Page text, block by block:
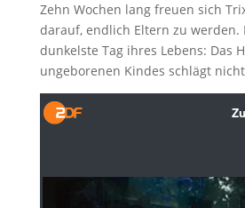
Zehn Wochen lang freuen sich
darauf, endlich Eltern zu werden.
dunkelste Tag ihres Lebens: Das
ungeborenen Kindes schlägt